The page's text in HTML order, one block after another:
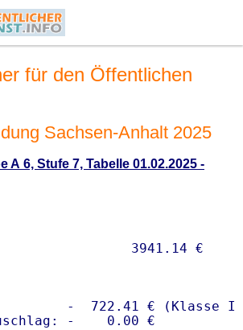
für den Öffentlichen
Sachsen-Anhalt 2025
A 6, Stufe 7, Tabelle 01.02.2025 -
-  722.41 € (Klasse I)
-    0.00 €